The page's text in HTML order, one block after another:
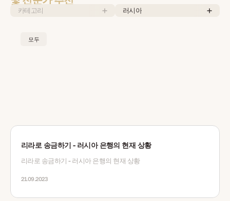
카테고리 러시아
모두
리라로 송금하기 - 러시아 은행의 현재 상황
리라로 송금하기 - 러시아 은행의 현재 상황
21.09.2023